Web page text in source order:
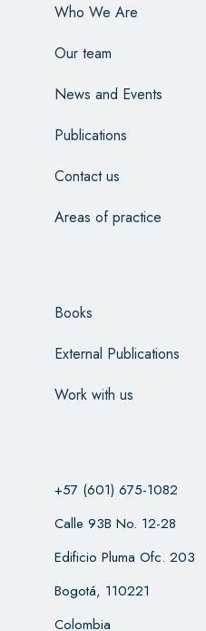
Who We Are
Our team
News and Events
Publications
Contact us
Areas of practice
Books
External Publications
Work with us
+57 (601) 675-1082
Calle 93B No. 12-28
Edificio Pluma Ofc. 203
Bogotá, 110221
Colombia